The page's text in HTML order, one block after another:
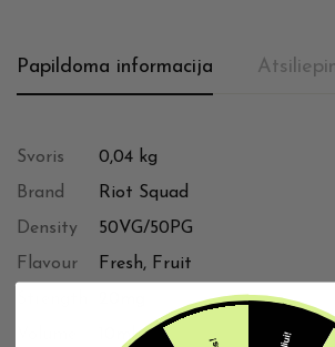
Papildoma informacija
Svoris
0,04 kg
Brand
Riot Squad
Density
50VG/50PG
Flavour
Fresh, Fruit
10ml